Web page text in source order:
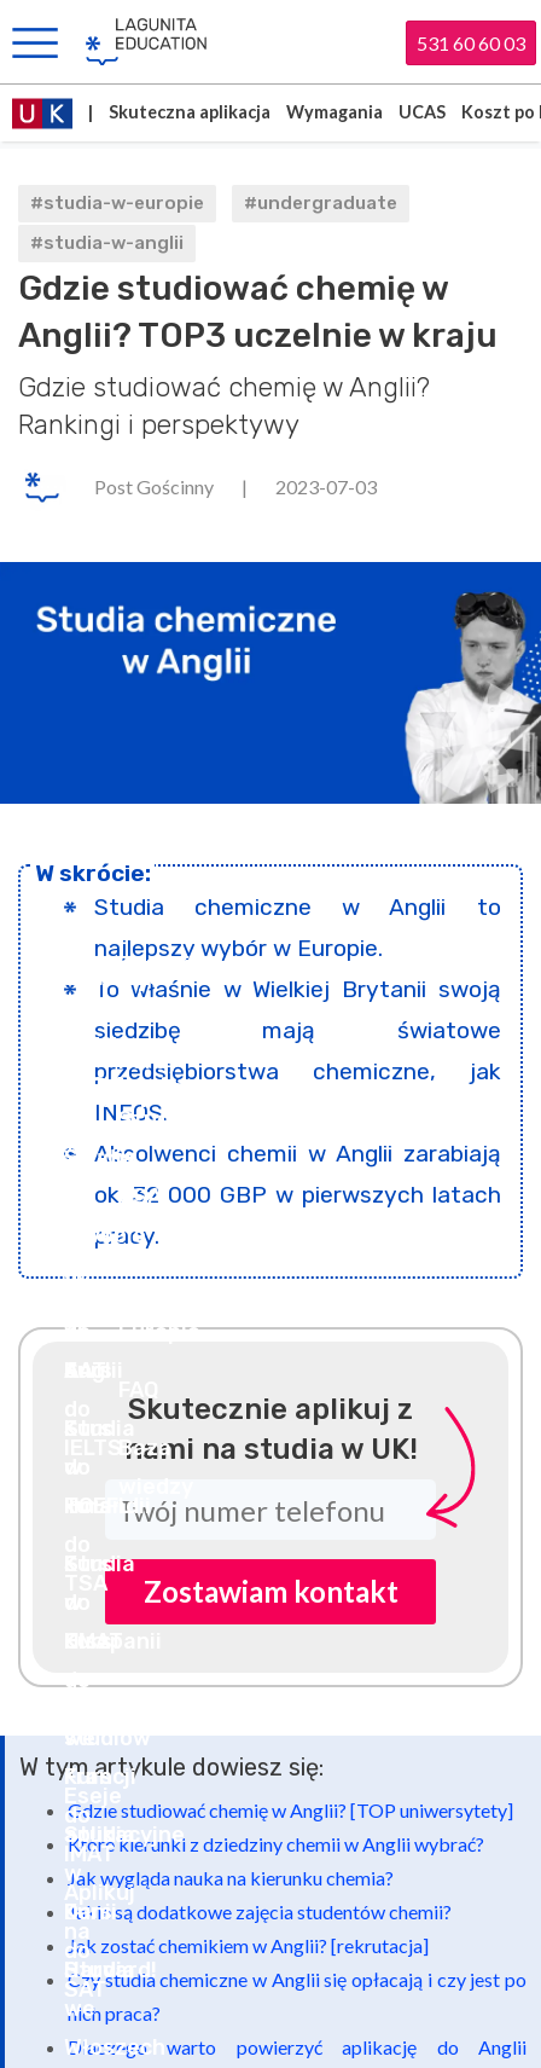
531 60 60 03
| Skuteczna aplikacja Wymagania UCAS Koszt po
#studia-w-europie
#undergraduate
#studia-w-anglii
Gdzie studiować chemię w
Anglii? TOP3 uczelnie w kraju
Gdzie studiować chemię w Anglii?
Rankingi i perspektywy
Post Gościnny | 2023-07-03
Studia chemiczne w Anglii to
najlepszy wybór w Europie.
To właśnie w Wielkiej Brytanii swoją
siedzibę mają światowe
przedsiębiorstwa chemiczne, jak
INEOS.
Absolwenci chemii w Anglii zarabiają
ok. 32 000 GBP w pierwszych latach
pracy.
Skutecznie aplikuj z
nami na studia w UK!
Zostawiam kontakt
W tym artykule dowiesz się:
Gdzie studiować chemię w Anglii? [TOP uniwersytety]
Które kierunki z dziedziny chemii w Anglii wybrać?
Jak wygląda nauka na kierunku chemia?
Jakie są dodatkowe zajęcia studentów chemii?
Jak zostać chemikiem w Anglii? [rekrutacja]
Czy studia chemiczne w Anglii się opłacają i czy jest po
nich praca?
Dlaczego warto powierzyć aplikację do Anglii